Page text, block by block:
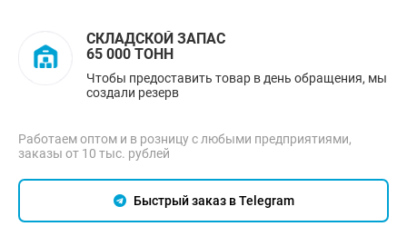
СКЛАДСКОЙ ЗАПАС
65 000 ТОНН
Чтобы предоставить товар в день обращения, мы
создали резерв
Работаем оптом и в розницу с любыми предприятиями,
заказы от 10 тыс. рублей
Быстрый заказ в Telegram